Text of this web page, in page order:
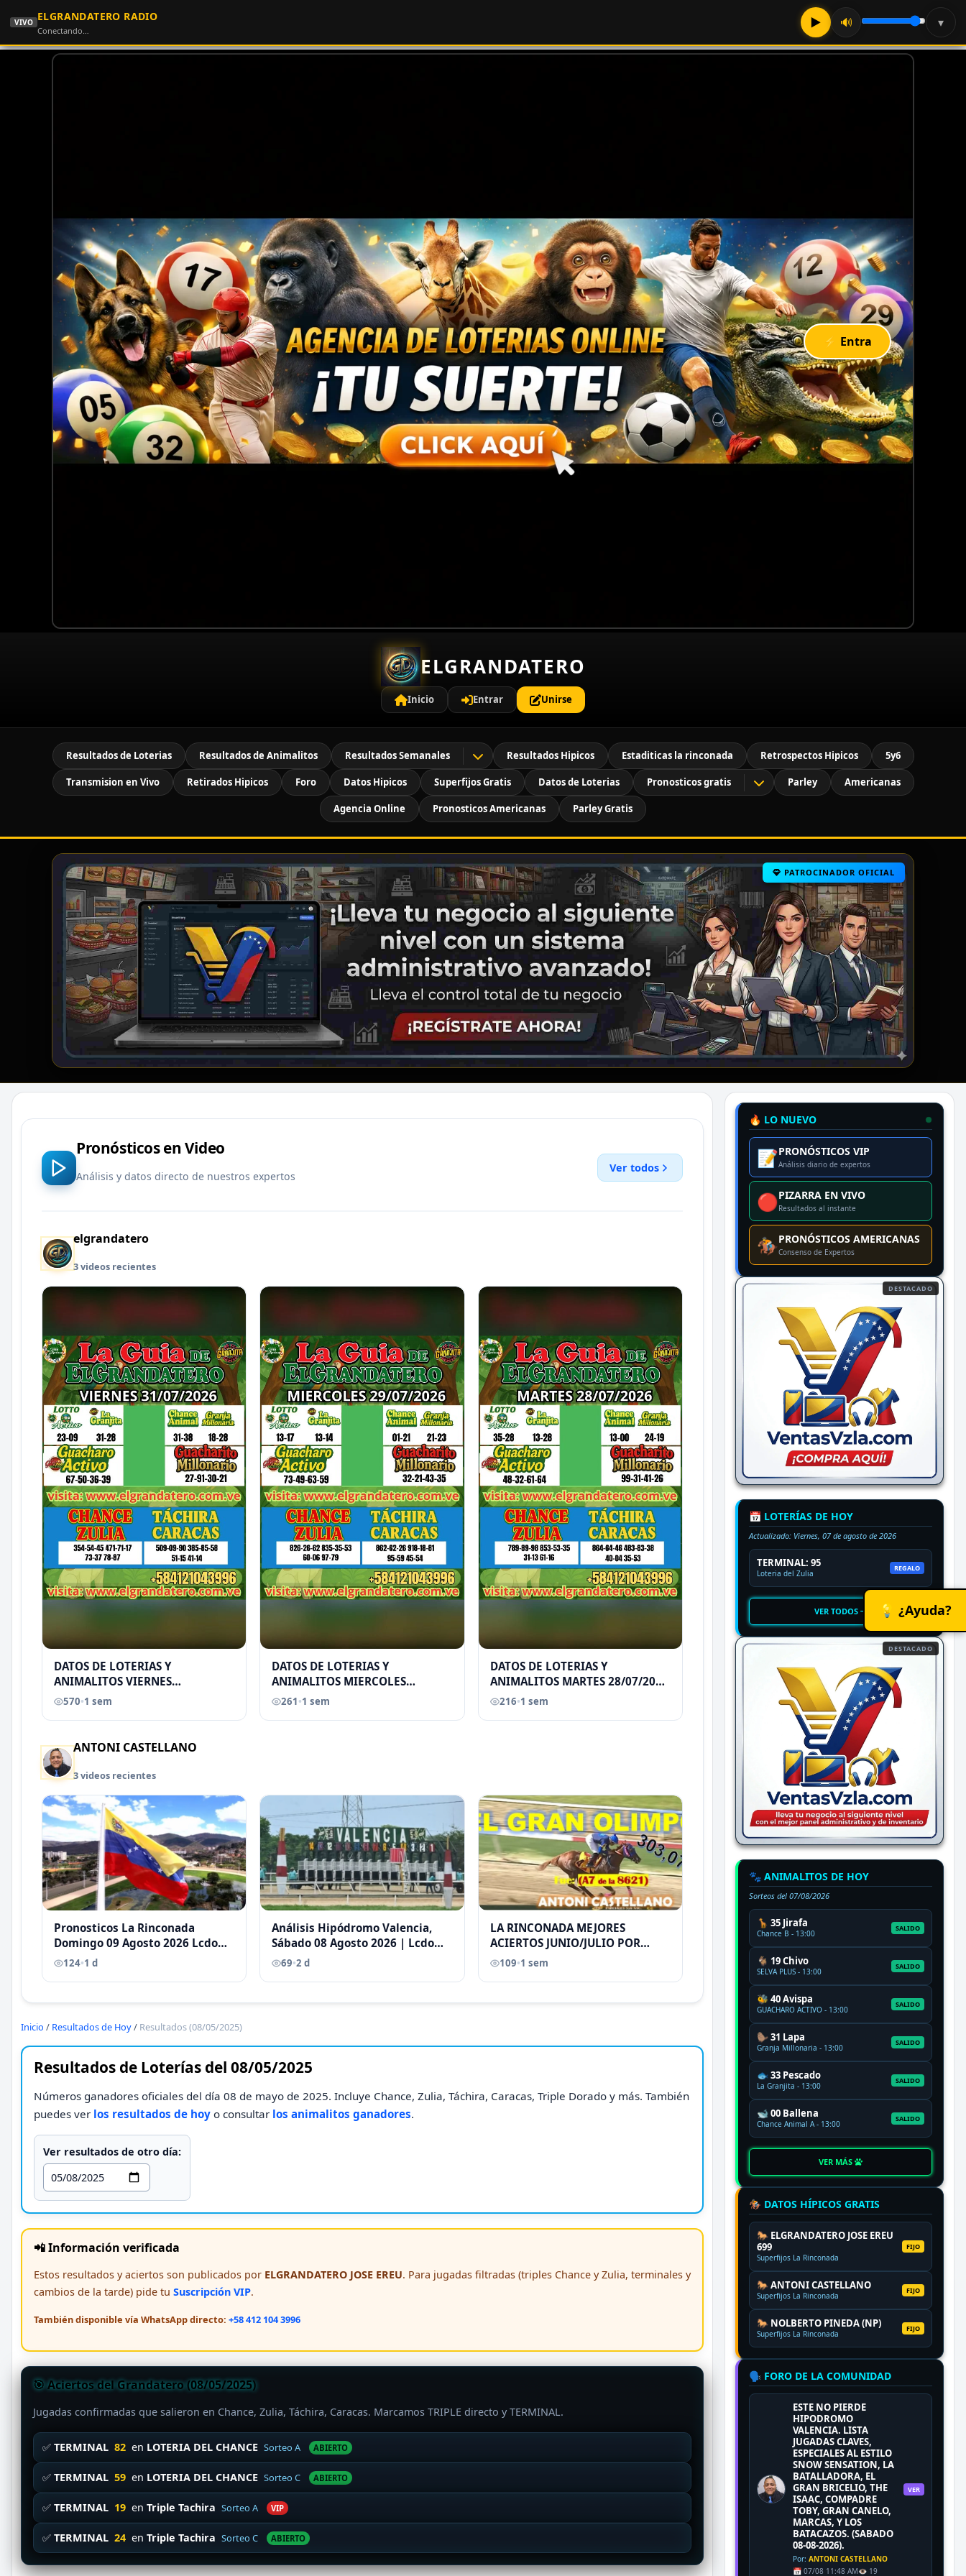
VIVO ELGRANDATERO RADIO
Conectando… ▶ 🔊 ▾
⚡ Entra
ELGRANDATERO
Inicio Entrar Unirse
Resultados de Loterias Resultados de Animalitos Resultados Semanales Resultados Hipicos Estaditicas la rinconada Retrospectos Hipicos 5y6
Transmision en Vivo Retirados Hipicos Foro Datos Hipicos Superfijos Gratis Datos de Loterias Pronosticos gratis Parley Americanas
Agencia Online Pronosticos Americanas Parley Gratis
PATROCINADOR OFICIAL
Pronósticos en Video
Análisis y datos directo de nuestros expertos
Ver todos
elgrandatero
3 videos recientes
DATOS DE LOTERIAS Y
ANIMALITOS VIERNES
31/07/2026
570•1 sem
DATOS DE LOTERIAS Y
ANIMALITOS MIERCOLES
29/07/2026 ELGRANDATERO JOSE
261•1 sem
DATOS DE LOTERIAS Y
ANIMALITOS MARTES 28/07/2026
ELGRANDATERO JOSE EREU
216•1 sem
ANTONI CASTELLANO
3 videos recientes
Pronosticos La Rinconada
Domingo 09 Agosto 2026 Lcdo
Antoni Castellano
124•1 d
Análisis Hipódromo Valencia,
Sábado 08 Agosto 2026 | Lcdo
Antoni Castellano |
69•2 d
LA RINCONADA MEJORES
ACIERTOS JUNIO/JULIO POR
ANTONI CASTELLANO
109•1 sem
Inicio / Resultados de Hoy/ Resultados (08/05/2025)
Resultados de Loterías del 08/05/2025
Números ganadores oficiales del día 08 de mayo de 2025. Incluye Chance, Zulia, Táchira, Caracas, Triple Dorado y más. También
puedes ver los resultados de hoy o consultar los animalitos ganadores.
Ver resultados de otro día:
📲 Información verificada
Estos resultados y aciertos son publicados por ELGRANDATERO JOSE EREU. Para jugadas filtradas (triples Chance y Zulia, terminales y
cambios de la tarde) pide tu Suscripción VIP.
También disponible vía WhatsApp directo: +58 412 104 3996
🎯 Aciertos del Grandatero (08/05/2025)
Jugadas confirmadas que salieron en Chance, Zulia, Táchira, Caracas. Marcamos TRIPLE directo y TERMINAL.
✅ TERMINAL 82 en LOTERIA DEL CHANCE Sorteo A ABIERTO
✅ TERMINAL 59 en LOTERIA DEL CHANCE Sorteo C ABIERTO
✅ TERMINAL 19 en Triple Tachira Sorteo A VIP
✅ TERMINAL 24 en Triple Tachira Sorteo C ABIERTO
🔥 LO NUEVO
📝PRONÓSTICOS VIP
Análisis diario de expertos
🔴PIZARRA EN VIVO
Resultados al instante
🏇PRONÓSTICOS AMERICANAS
Consenso de Expertos
DESTACADO
📅 LOTERÍAS DE HOY
Actualizado: Viernes, 07 de agosto de 2026
TERMINAL: 95
Loteria del Zulia
REGALO
VER TODOS
DESTACADO
🐾 ANIMALITOS DE HOY
Sorteos del 07/08/2026
🦒 35 Jirafa
Chance B - 13:00
SALIDO
🐐 19 Chivo
SELVA PLUS - 13:00
SALIDO
🐝 40 Avispa
GUACHARO ACTIVO - 13:00
SALIDO
🦫 31 Lapa
Granja Millonaria - 13:00
SALIDO
🐟 33 Pescado
La Granjita - 13:00
SALIDO
🐋 00 Ballena
Chance Animal A - 13:00
SALIDO
VER MÁS
🏇 DATOS HÍPICOS GRATIS
🐎 ELGRANDATERO JOSE EREU
699
Superfijos La Rinconada
FIJO
🐎 ANTONI CASTELLANO
Superfijos La Rinconada
FIJO
🐎 NOLBERTO PINEDA (NP)
Superfijos La Rinconada
FIJO
🗣️ FORO DE LA COMUNIDAD
ESTE NO PIERDE
HIPODROMO
VALENCIA. LISTA
JUGADAS CLAVES,
ESPECIALES AL ESTILO
SNOW SENSATION, LA
BATALLADORA, EL
GRAN BRICELIO, THE
ISAAC, COMPADRE
TOBY, GRAN CANELO,
MARCAS, Y LOS
BATACAZOS. (SABADO
08-08-2026).
Por: ANTONI CASTELLANO
📅 07/08 11:48 AM👁️ 19
VER
💡 ¿Ayuda?